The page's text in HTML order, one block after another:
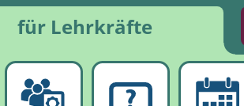
für Lehrkräfte